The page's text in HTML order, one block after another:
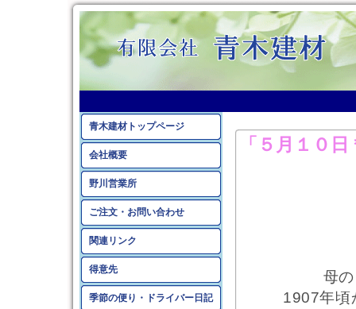
青木建材トップページ
会社概要
野川営業所
ご注文・お問い合わせ
関連リンク
得意先
季節の便り・ドライバー日記
「５月１０
母
1907年頃